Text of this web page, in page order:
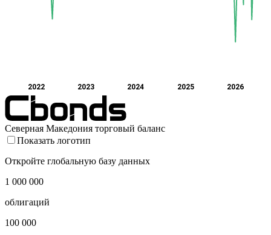
2022 2023 2024 2025 2026
Северная Македония торговый баланс
Показать логотип
Откройте глобальную базу данных
1 000 000
облигаций
100 000